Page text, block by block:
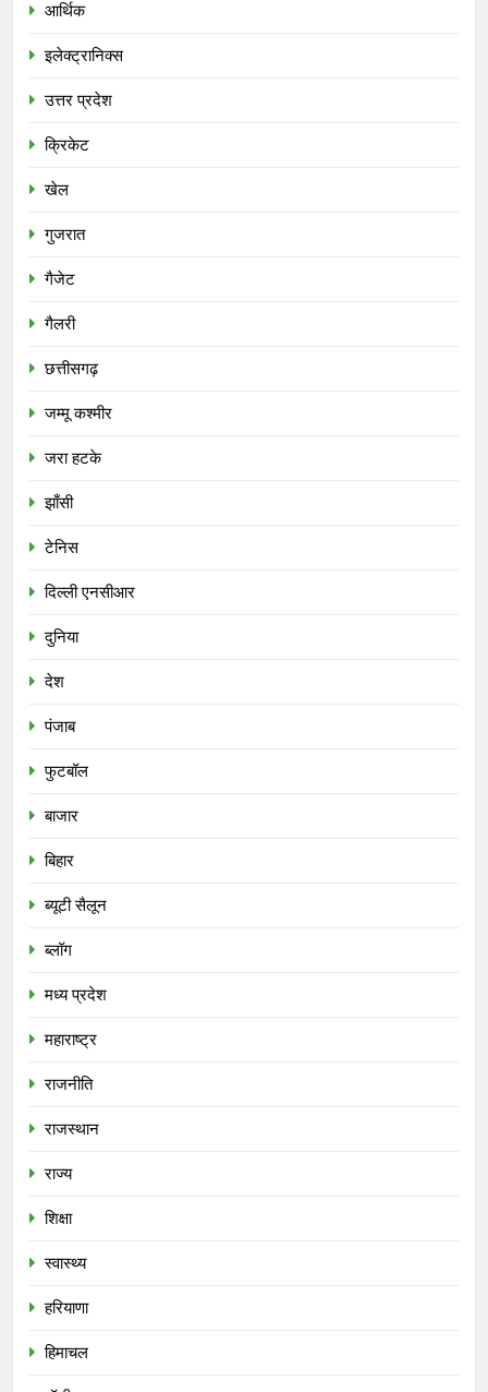
आर्थिक
इलेक्ट्रानिक्स
उत्तर प्रदेश
क्रिकेट
खेल
गुजरात
गैजेट
गैलरी
छत्तीसगढ़
जम्मू कश्मीर
जरा हटके
झाँसी
टेनिस
दिल्ली एनसीआर
दुनिया
देश
पंजाब
फुटबॉल
बाजार
बिहार
ब्यूटी सैलून
ब्लॉग
मध्य प्रदेश
महाराष्ट्र
राजनीति
राजस्थान
राज्य
शिक्षा
स्वास्थ्य
हरियाणा
हिमाचल